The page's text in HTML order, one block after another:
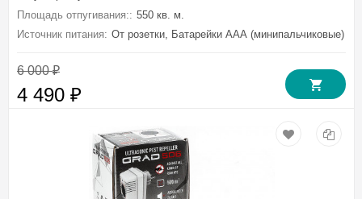
Площадь отпугивания:: 550 кв. м.
Источник питания: От розетки, Батарейки ААА (минипальчиковые)
6 000₽
4 490 ₽